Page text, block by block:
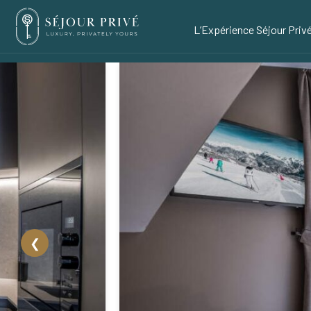
L’Expérience Séjour
❮